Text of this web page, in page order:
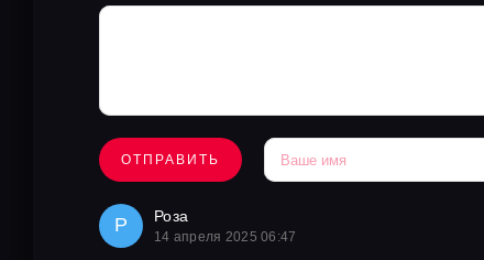
ОТПРАВИТЬ
Р Роза
14 апреля 2025 06:47